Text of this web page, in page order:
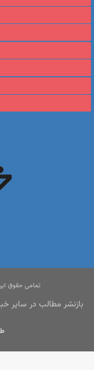
تمامی حقوق
بازنشر مطالب در سایر